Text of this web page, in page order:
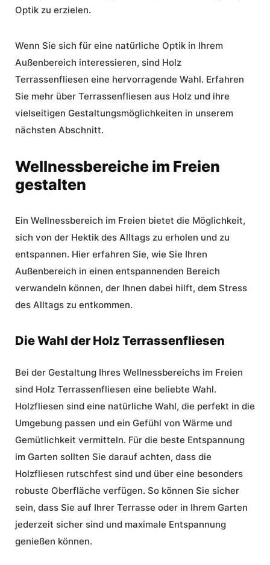
Optik zu erzielen.
Wenn Sie sich für eine natürliche Optik in Ihrem
Außenbereich interessieren, sind Holz
Terrassenfliesen eine hervorragende Wahl. Erfahren
Sie mehr über Terrassenfliesen aus Holz und ihre
vielseitigen Gestaltungsmöglichkeiten in unserem
nächsten Abschnitt.
Wellnessbereiche im Freien
gestalten
Ein Wellnessbereich im Freien bietet die Möglichkeit,
sich von der Hektik des Alltags zu erholen und zu
entspannen. Hier erfahren Sie, wie Sie Ihren
Außenbereich in einen entspannenden Bereich
verwandeln können, der Ihnen dabei hilft, dem Stress
des Alltags zu entkommen.
Die Wahl der Holz Terrassenfliesen
Bei der Gestaltung Ihres Wellnessbereichs im Freien
sind Holz Terrassenfliesen eine beliebte Wahl.
Holzfliesen sind eine natürliche Wahl, die perfekt in die
Umgebung passen und ein Gefühl von Wärme und
Gemütlichkeit vermitteln. Für die beste Entspannung
im Garten sollten Sie darauf achten, dass die
Holzfliesen rutschfest sind und über eine besonders
robuste Oberfläche verfügen. So können Sie sicher
sein, dass Sie auf Ihrer Terrasse oder in Ihrem Garten
jederzeit sicher sind und maximale Entspannung
genießen können.